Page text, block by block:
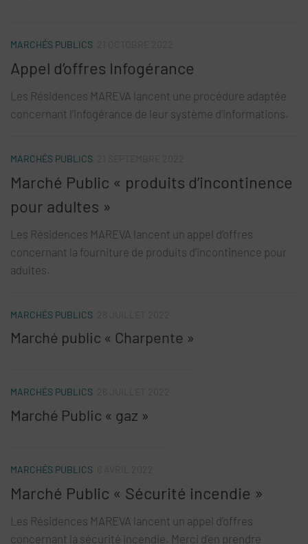
MARCHÉS PUBLICS
Appel d’offres Infogérance
Les Résidences MAREVA lancent une procédure adaptée
concernant l’infogérance de leur système d’informations.
MARCHÉS PUBLICS
Marché Public « produits d’incontinence
pour adultes »
Les Résidences MAREVA lancent un appel d’offres
concernant la fourniture de produits d’incontinence pour
adultes.
MARCHÉS PUBLICS
Marché public « Charpente »
MARCHÉS PUBLICS
Marché Public « gaz »
MARCHÉS PUBLICS
Marché Public « Sécurité incendie »
Les Résidences MAREVA lancent un appel d’offres
concernant la sécurité incendie. Merci d’en prendre